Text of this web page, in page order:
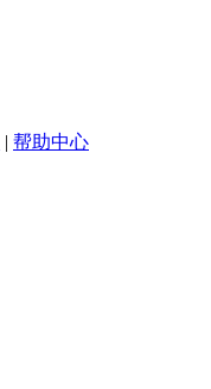
| 帮助中心